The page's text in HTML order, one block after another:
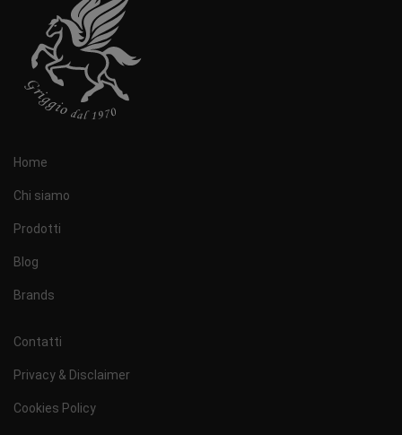
Home
Chi siamo
Prodotti
Blog
Brands
Contatti
Privacy & Disclaimer
Cookies Policy